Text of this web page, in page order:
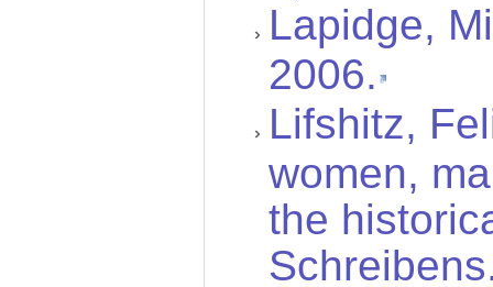
Lapidge,
2006.
Lifshitz,
women,
the